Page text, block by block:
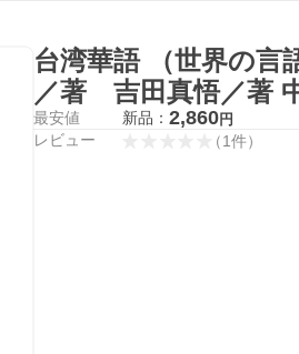
台湾華語 （世界の
／著 吉田真悟／著
最安値 新品： 2,860円
レビュー （1件）